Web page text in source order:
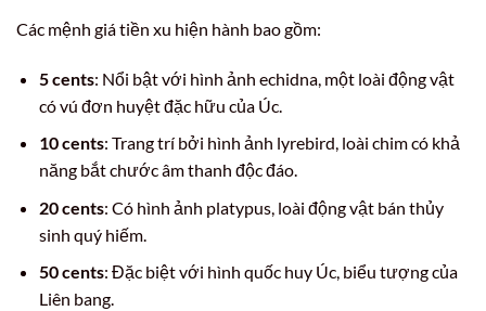
Các mệnh giá tiền xu hiện hành bao gồm:
5 cents: Nổi bật với hình ảnh echidna, một loài động vật
có vú đơn huyệt đặc hữu của Úc.
10 cents: Trang trí bởi hình ảnh lyrebird, loài chim có khả
năng bắt chước âm thanh độc đáo.
20 cents: Có hình ảnh platypus, loài động vật bán thủy
sinh quý hiếm.
50 cents: Đặc biệt với hình quốc huy Úc, biểu tượng của
Liên bang.